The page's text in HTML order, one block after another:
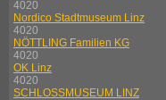
4020
Nordico Stadtmuseum Linz
4020
NÖTTLING Familien KG
4020
OK Linz
4020
SCHLOSSMUSEUM LINZ